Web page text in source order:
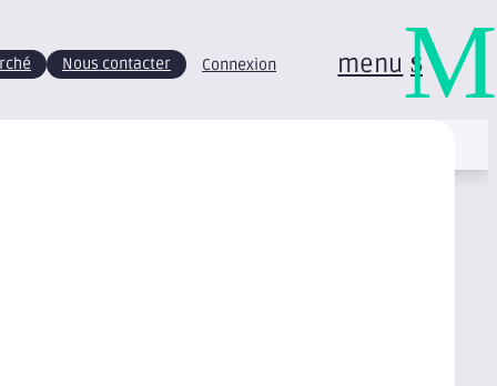
Nous contacter Connexion menuM